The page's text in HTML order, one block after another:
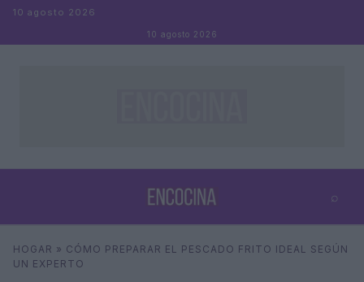
Saltar al contenido
10 agosto 2026
10 agosto 2026
⌕
Buscar ⌕ ×
HOGAR » CÓMO PREPARAR EL PESCADO FRITO IDEAL SEGÚN
UN EXPERTO